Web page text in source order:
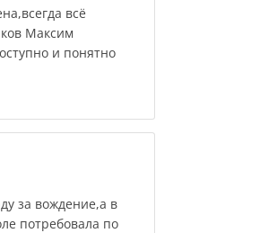
всё
Максим
и понятно
за вождение,а в
потребовала по